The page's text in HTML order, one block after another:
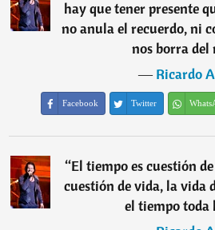
hay que tener presente
no anula el recuerdo, ni
nos borra del
―Ricardo
Facebook Twitter
“El tiempo es cuestión
cuestión de vida, la vida
el tiempo toda